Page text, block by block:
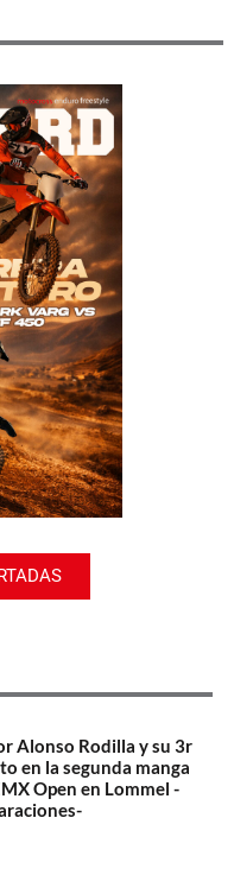
Alonso Rodilla y su 3r
en la segunda manga
Open en Lommel -